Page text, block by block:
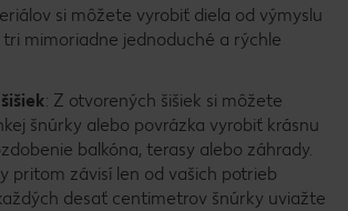
si môžete vyrobiť diela od výmyslu
mimoriadne jednoduché a rýchle
: Z otvorených šišiek si môžete
šnúrky alebo povrázka vyrobiť krásnu
balkóna, terasy alebo záhrady.
pritom závisí len od vašich potrieb
desať centimetrov šnúrky uviažte